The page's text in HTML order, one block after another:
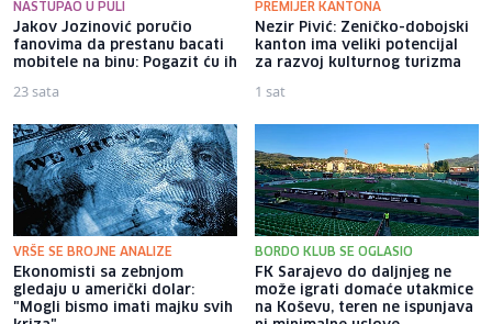
NASTUPAO U PULI
Jakov Jozinović poručio
fanovima da prestanu bacati
mobitele na binu: Pogazit ću ih
23 sata
PREMIJER KANTONA
Nezir Pivić: Zeničko-dobojski
kanton ima veliki potencijal
za razvoj kulturnog turizma
1 sat
VRŠE SE BROJNE ANALIZE
Ekonomisti sa zebnjom
gledaju u američki dolar:
"Mogli bismo imati majku svih
BORDO KLUB SE OGLASIO
FK Sarajevo do daljnjeg ne
može igrati domaće utakmice
na Koševu, teren ne ispunjava